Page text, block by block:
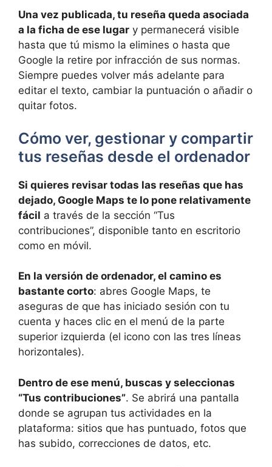
Una vez publicada, tu reseña queda asociada
a la ficha de ese lugar y permanecerá visible
hasta que tú mismo la elimines o hasta que
Google la retire por infracción de sus normas.
Siempre puedes volver más adelante para
editar el texto, cambiar la puntuación o añadir o
quitar fotos.
Cómo ver, gestionar y compartir
tus reseñas desde el ordenador
Si quieres revisar todas las reseñas que has
dejado, Google Maps te lo pone relativamente
fácil a través de la sección “Tus
contribuciones”, disponible tanto en escritorio
como en móvil.
En la versión de ordenador, el camino es
bastante corto: abres Google Maps, te
aseguras de que has iniciado sesión con tu
cuenta y haces clic en el menú de la parte
superior izquierda (el icono con las tres líneas
horizontales).
Dentro de ese menú, buscas y seleccionas
“Tus contribuciones”. Se abrirá una pantalla
donde se agrupan tus actividades en la
plataforma: sitios que has puntuado, fotos que
has subido, correcciones de datos, etc.